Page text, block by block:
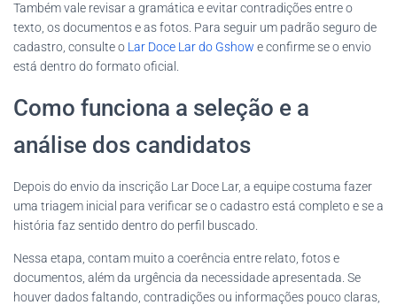
Também vale revisar a gramática e evitar contradições entre o
texto, os documentos e as fotos. Para seguir um padrão seguro de
cadastro, consulte o Lar Doce Lar do Gshow e confirme se o envio
está dentro do formato oficial.
Como funciona a seleção e a
análise dos candidatos
Depois do envio da inscrição Lar Doce Lar, a equipe costuma fazer
uma triagem inicial para verificar se o cadastro está completo e se a
história faz sentido dentro do perfil buscado.
Nessa etapa, contam muito a coerência entre relato, fotos e
documentos, além da urgência da necessidade apresentada. Se
houver dados faltando, contradições ou informações pouco claras,